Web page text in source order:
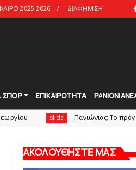
2025-2026 ΔΙΑΦΗΜΙΣΗ
ΣΠΟΡ ΕΠΙΚΑΙΡΟΤΗΤΑ
slide Πανιώνιoς: Tο πρόγραμμα στο
ΑΚΟΛΟΥΘΗΣΤΕ ΜΑΣ